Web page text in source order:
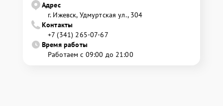
Адрес
г. Ижевск, Удмуртская ул., 304
Контакты
+7 (341) 265-07-67
Время работы
Работаем с 09:00 до 21:00